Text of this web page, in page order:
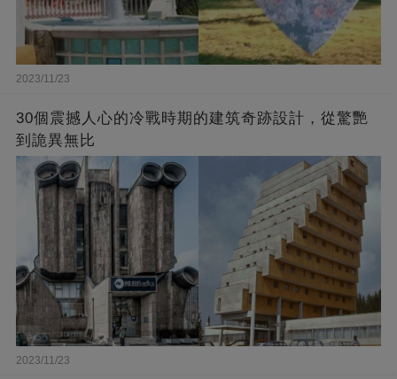
2023/11/23
30個震撼人心的冷戰時期的建筑奇跡設計，從驚艷
到詭異無比
2023/11/23